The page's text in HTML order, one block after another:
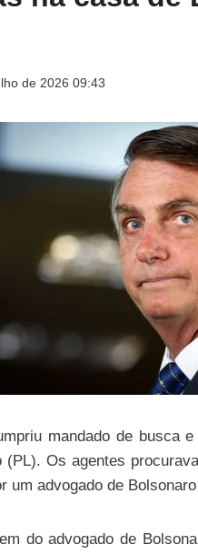
de 2026 09:43
mandado de busca
(PL). Os agentes
um advogado de
do advogado de